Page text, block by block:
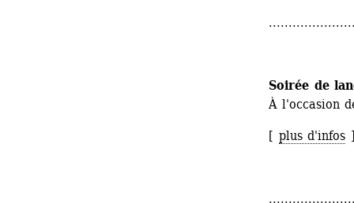
Soirée de
À l'occasion
[ plus d'infos